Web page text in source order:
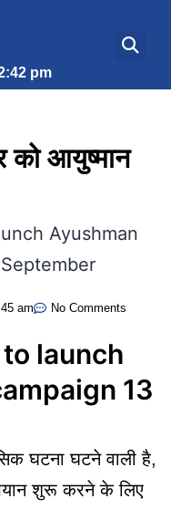
pm
को आयुष्मान
am No Comments
launch
13
घटना घटने वाली है,
शुरू करने के लिए